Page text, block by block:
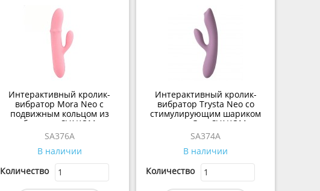
Интерактивный кролик-
вибратор Mora Neo c
подвижным кольцом из
бусин от SVAKOM
SA376A
В наличии
Количество
Интерактивный кролик-
вибратор Trysta Neo со
стимулирующим шариком
точки G от SVAKOM
SA374A
В наличии
Количество